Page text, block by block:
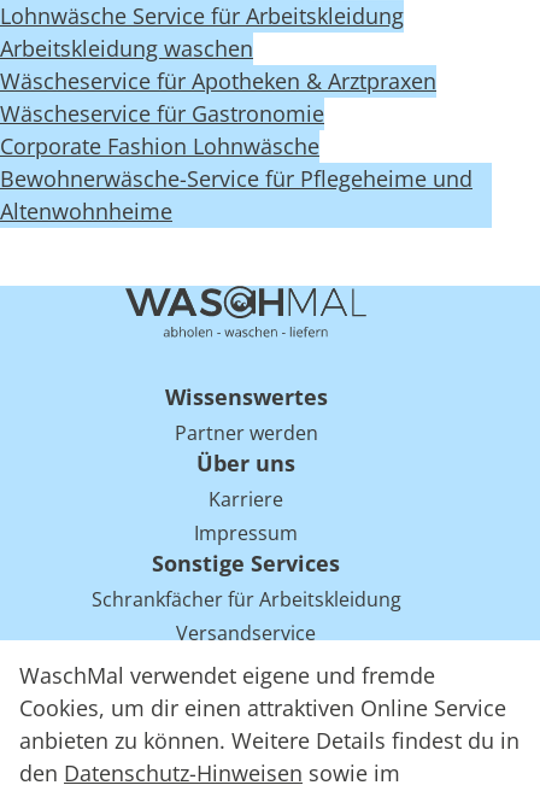
WaschMal verwendet eigene und fremde
Cookies, um dir einen attraktiven Online Service
anbieten zu können. Weitere Details findest du in
den Datenschutz-Hinweisen sowie im
Lohnwäsche Service für Arbeitskleidung
Arbeitskleidung waschen
Wäscheservice für Apotheken & Arztpraxen
Wäscheservice für Gastronomie
Corporate Fashion Lohnwäsche
Bewohnerwäsche-Service für Pflegeheime und
Altenwohnheime
Wissenswertes
Partner werden
Über uns
Karriere
Impressum
Sonstige Services
Schrankfächer für Arbeitskleidung
Versandservice
Einsparpotentiale für Mietwäsche bei Arbeitskleidung
Arbeitskleidung Tracking mit RFID
WaschMal GmbH 2016 – 2026